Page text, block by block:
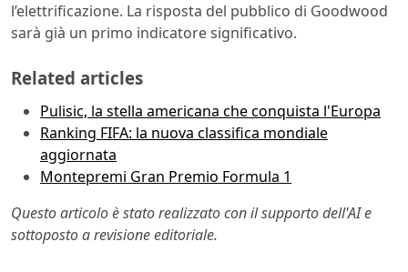
l’elettrificazione. La risposta del pubblico di Goodwood
sarà già un primo indicatore significativo.
Related articles
Pulisic, la stella americana che conquista l'Europa
Ranking FIFA: la nuova classifica mondiale
aggiornata
Montepremi Gran Premio Formula 1
Questo articolo è stato realizzato con il supporto dell'AI e
sottoposto a revisione editoriale.